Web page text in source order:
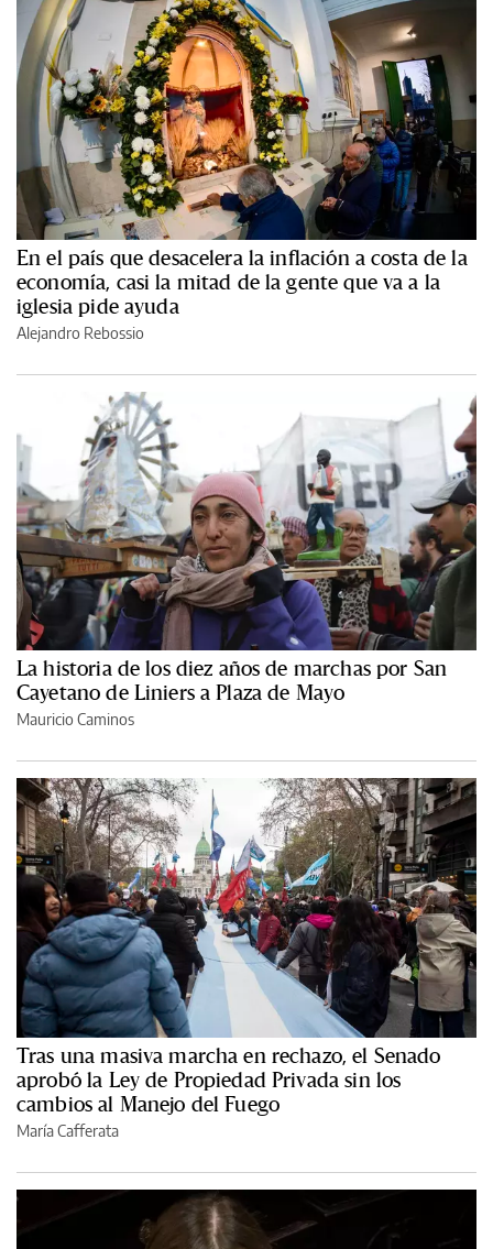
En el país que desacelera la inflación a costa de la
economía, casi la mitad de la gente que va a la
iglesia pide ayuda
Alejandro Rebossio
La historia de los diez años de marchas por San
Cayetano de Liniers a Plaza de Mayo
Mauricio Caminos
Tras una masiva marcha en rechazo, el Senado
aprobó la Ley de Propiedad Privada sin los
cambios al Manejo del Fuego
María Cafferata